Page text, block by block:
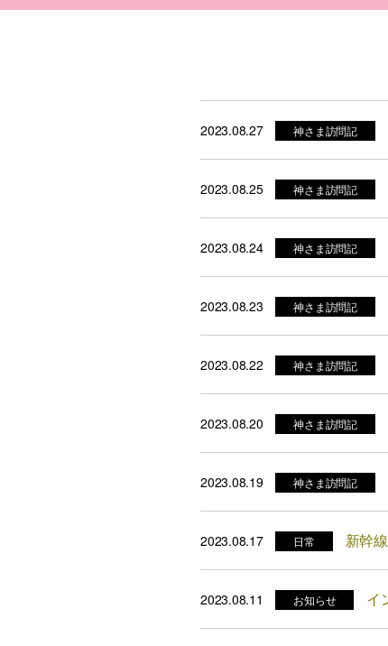
2023.08.27 神さま訪問記
2023.08.25 神さま訪問記
2023.08.24 神さま訪問記
2023.08.23 神さま訪問記
2023.08.22 神さま訪問記
2023.08.20 神さま訪問記
2023.08.19 神さま訪問記
2023.08.17 日常 新幹
2023.08.11 お知らせ イ